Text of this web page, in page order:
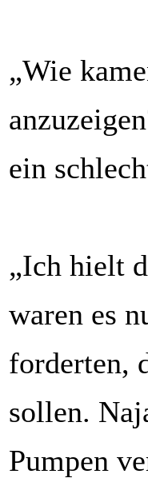
„Wie
ein
„Ich hielt
waren es
forderten,
sollen.
Pumpen